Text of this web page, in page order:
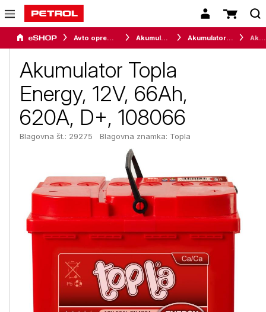
Avto oprema in avtomobilizem Akumulatorji Akumulatorji za osebna vozila
Akumulator Topla
Energy, 12V, 66Ah,
620A, D+, 108066
Blagovna št.: 29275 Blagovna znamka: Topla